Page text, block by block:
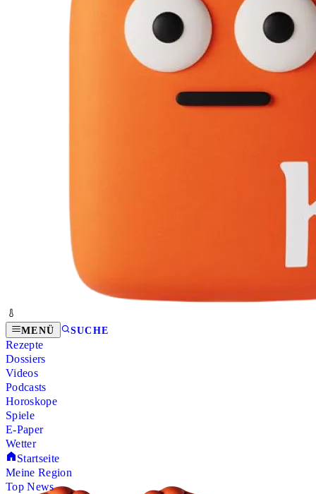
MENÜ SUCHE
Rezepte
Dossiers
Videos
Podcasts
Horoskope
Spiele
E-Paper
Wetter
Startseite
Meine Region
Top News